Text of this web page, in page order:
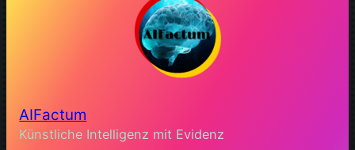
AIFactum
Künstliche Intelligenz mit Evidenz